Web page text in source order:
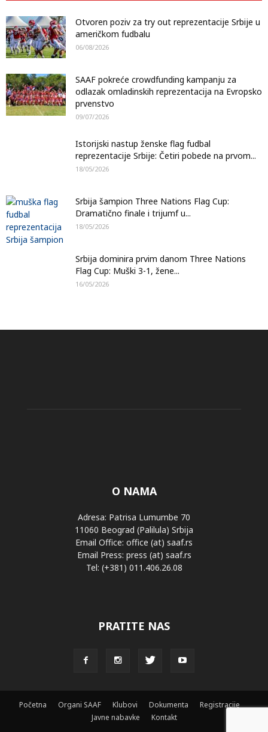
Otvoren poziv za try out reprezentacije Srbije u
američkom fudbalu
06/08/2026
SAAF pokreće crowdfunding kampanju za
odlazak omladinskih reprezentacija na Evropsko
prvenstvo
09/07/2026
Istorijski nastup ženske flag fudbal
reprezentacije Srbije: Četiri pobede na prvom...
18/05/2026
Srbija šampion Three Nations Flag Cup:
Dramatično finale i trijumf u...
18/05/2026
Srbija dominira prvim danom Three Nations
Flag Cup: Muški 3-1, žene...
16/05/2026
O NAMA
Adresa: Patrisa Lumumbe 70
11060 Beograd (Palilula) Srbija
Email Office: office (at) saaf.rs
Email Press: press (at) saaf.rs
Tel: (+381) 011.406.26.08
PRATITE NAS
Početna Organi SAAF Klubovi Dokumenta
Registracije
Javne nabavke
Kontakt